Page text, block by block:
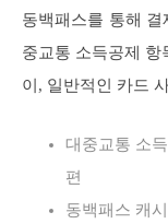
동백패스를 통해
중교통 소득공제 항
이, 일반적인 카드
대중교통 소
편
동백패스 캐